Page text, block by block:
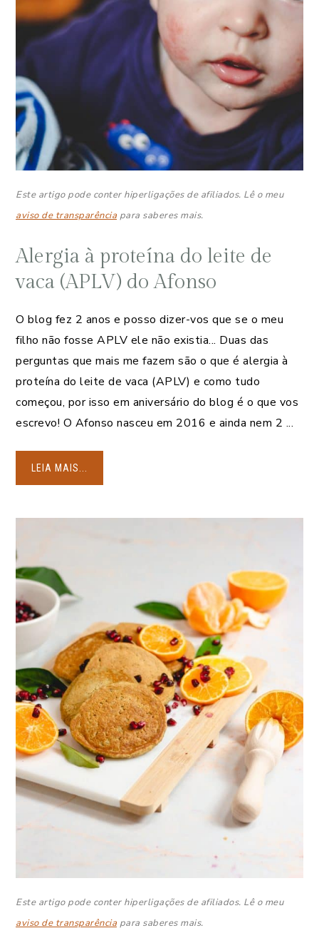
Este artigo pode conter hiperligações de afiliados. Lê o meu
aviso de transparência para saberes mais.
Alergia à proteína do leite de
vaca (APLV) do Afonso
O blog fez 2 anos e posso dizer-vos que se o meu
filho não fosse APLV ele não existia... Duas das
perguntas que mais me fazem são o que é alergia à
proteína do leite de vaca (APLV) e como tudo
começou, por isso em aniversário do blog é o que vos
escrevo! O Afonso nasceu em 2016 e ainda nem 2 ...
LEIA MAIS...
Este artigo pode conter hiperligações de afiliados. Lê o meu
aviso de transparência para saberes mais.